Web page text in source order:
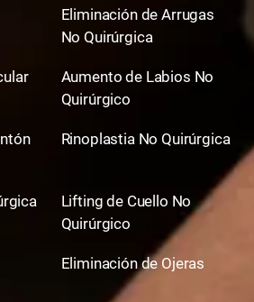
Eliminación de Arrugas
No Quirúrgica
Aumento de Labios No
Quirúrgico
Rinoplastia No Quirúrgica
Lifting de Cuello No
Quirúrgico
Eliminación de Ojeras